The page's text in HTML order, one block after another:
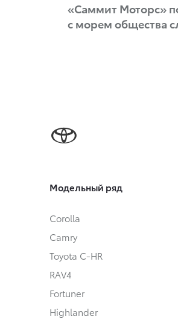
«Саммит Моторс»
с морем общества
Модельный ряд
Corolla
Camry
Toyota C-HR
RAV4
Fortuner
Highlander